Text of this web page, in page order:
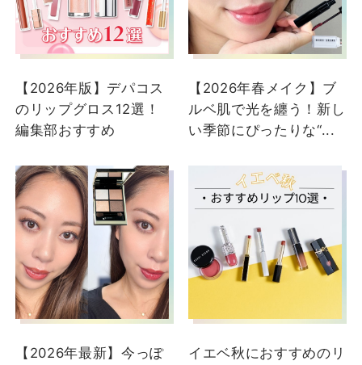
大丸札幌店
2025/10/09
【心地良さまとう、カシ
ミアマット】 こんにちは
♪ ボビイブラウンの川村
です。 本日ご紹介するリ
ップは、 まるでカシミア
優しく包み込むようなな
DEPACO BA
2025/08/25
【ボビイ ブラウン】秋の
新作リップ💄 8月22日に
発売された「リュクス カ
ット仕上がりで、深みの
【2026年版】デパコス
のリップグロス12選！
編集部おすすめ
【2026年春メイク】ブ
ルベ肌で光を纏う！新し
い季節にぴったりな“...
【2026年最新】今っぽ
イエベ秋におすすめのリ